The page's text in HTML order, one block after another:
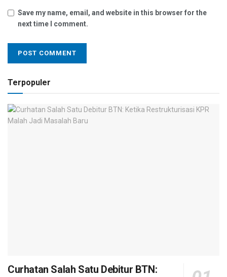
Save my name, email, and website in this browser for the
next time I comment.
Terpopuler
Curhatan Salah Satu Debitur BTN: